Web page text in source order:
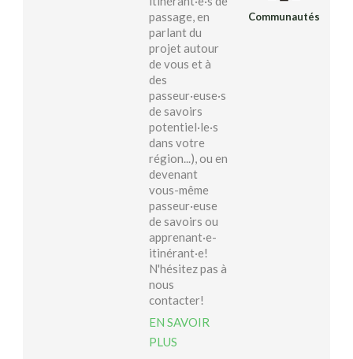
passage, en
parlant du
projet autour
de vous et à
des
passeur·euse·s
de savoirs
potentiel·le·s
dans votre
région...), ou en
devenant
vous-même
passeur·euse
de savoirs ou
apprenant·e-
itinérant·e!
N'hésitez pas à
nous
contacter!
EN SAVOIR
PLUS
Communautés